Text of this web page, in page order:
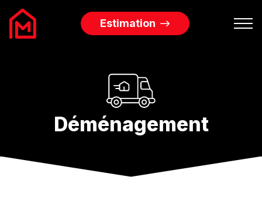
Services Immobiliers
Estimation
Déménagement